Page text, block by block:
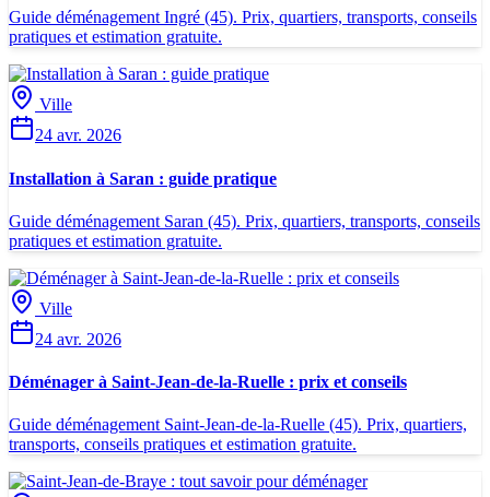
Guide déménagement Ingré (45). Prix, quartiers, transports, conseils
pratiques et estimation gratuite.
Ville
24 avr. 2026
Installation à Saran : guide pratique
Guide déménagement Saran (45). Prix, quartiers, transports, conseils
pratiques et estimation gratuite.
Ville
24 avr. 2026
Déménager à Saint-Jean-de-la-Ruelle : prix et conseils
Guide déménagement Saint-Jean-de-la-Ruelle (45). Prix, quartiers,
transports, conseils pratiques et estimation gratuite.